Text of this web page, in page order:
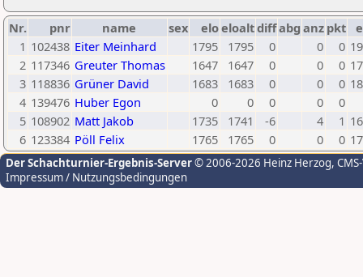
Nr. pnr name sex eloeloaltdiffabg anz pkt
1 102438 Eiter Meinhard 1795 1795 0 0 0
2 117346 Greuter Thomas 1647 1647 0 0 0
3 118836 Grüner David 1683 1683 0 0 0
4 139476 Huber Egon 0 0 0 0
0
5 108902 Matt Jakob 1735 1741 -6 4 1
6 123384 Pöll Felix 1765 1765 0 0 0
Der Schachturnier-Ergebnis-Server© 2006-2026 Heinz Herzog,
Impressum / Nutzungsbedingungen